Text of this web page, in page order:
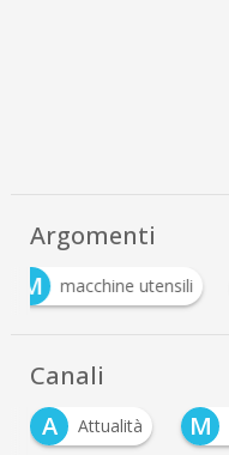
Argomenti
M
macchine utensili
Canali
A
Attualità M